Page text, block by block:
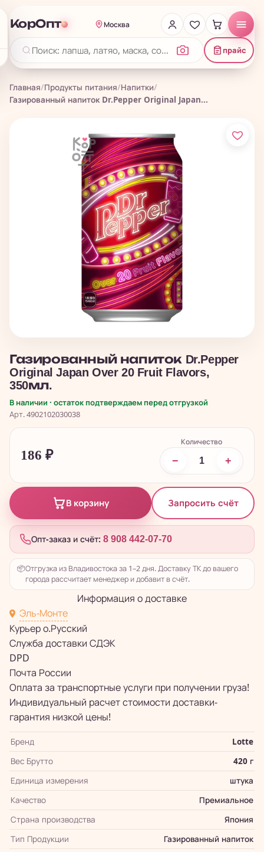
КорОпт Москва
прайс
Главная/Продукты питания/Напитки/
Газированный напиток Dr.Pepper Original Japan...
Газированный напиток Dr.Pepper
Original Japan Over 20 Fruit Flavors,
350мл.
В наличии · остаток подтверждаем перед отгрузкой
Арт. 4902102030038
186 ₽
Количество
− +
В корзину Запросить счёт
Опт-заказ и счёт: 8 908 442-07-70
📦Отгрузка из Владивостока за 1–2 дня. Доставку ТК до вашего
города рассчитает менеджер и добавит в счёт.
Информация о доставке
Эль-Монте
Курьер о.Русский
Служба доставки СДЭК
DPD
Почта России
Оплата за транспортные услуги при получении груза!
Индивидуальный расчет стоимости доставки-
гарантия низкой цены!
Бренд
Lotte
Вес Брутто
420 г
Единица измерения
штука
Качество
Премиальное
Страна производства
Япония
Тип Продукции
Газированный напиток